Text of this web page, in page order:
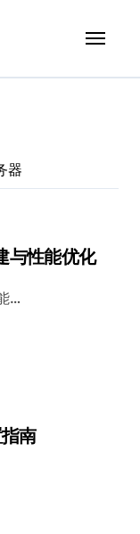
器
与性能优化
…
南